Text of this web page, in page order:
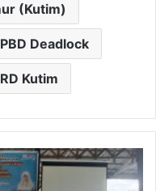
(Kutim)
Deadlock
Kutim